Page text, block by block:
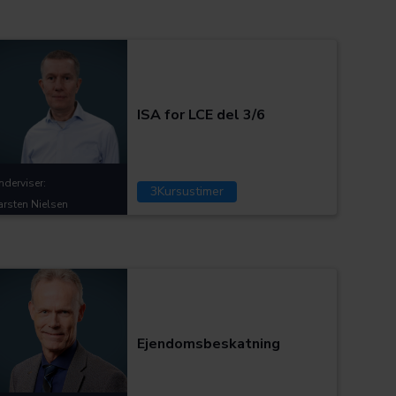
ISA for LCE del 3/6
3Kursustimer
Nielsen
Ejendomsbeskatning